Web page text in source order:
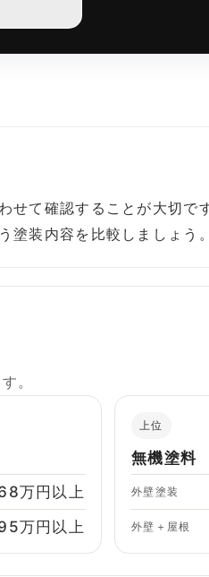
て確認することが大切で
装内容を比較しましょう。
。
万円以上
万円以上
上位
無機塗料
外壁塗装
外壁＋屋根